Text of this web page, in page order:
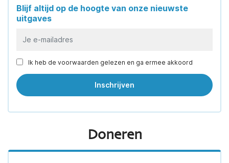
Blijf altijd op de hoogte van onze nieuwste
uitgaves
Ik heb de voorwaarden gelezen en ga ermee akkoord
Doneren